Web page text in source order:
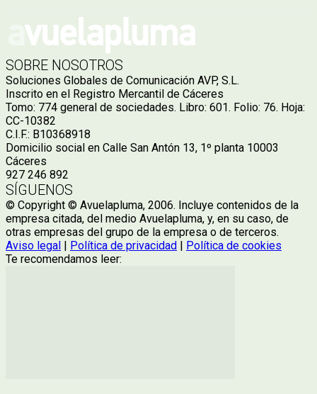
SOBRE NOSOTROS
Soluciones Globales de Comunicación AVP, S.L.
Inscrito en el Registro Mercantil de Cáceres
Tomo: 774 general de sociedades. Libro: 601. Folio: 76. Hoja:
CC-10382
C.I.F.: B10368918
Domicilio social en Calle San Antón 13, 1º planta 10003
Cáceres
927 246 892
SÍGUENOS
© Copyright © Avuelapluma, 2006. Incluye contenidos de la
empresa citada, del medio Avuelapluma, y, en su caso, de
otras empresas del grupo de la empresa o de terceros.
Aviso legal
Política de privacidad
Política de cookies
Te recomendamos leer: